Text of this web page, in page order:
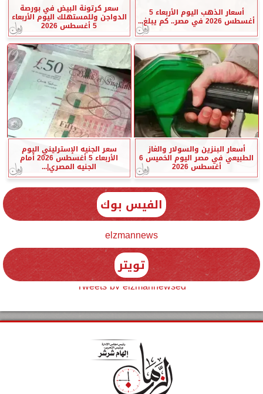
أسعار الذهب اليوم الأربعاء 5
أغسطس 2026 في مصر.. كم يبلغ...
سعر كرتونة البيض في بورصة
الدواجن وللمستهلك اليوم الأربعاء
5 أغسطس 2026
أسعار البنزين والسولار والغاز
الطبيعي في مصر اليوم الخميس 6
أغسطس 2026
سعر الجنيه الإسترليني اليوم
الأربعاء 5 أغسطس 2026 أمام
الجنيه المصري|...
الفيس بوك
elzmannews
تويتر
Tweets by elzmannewseg